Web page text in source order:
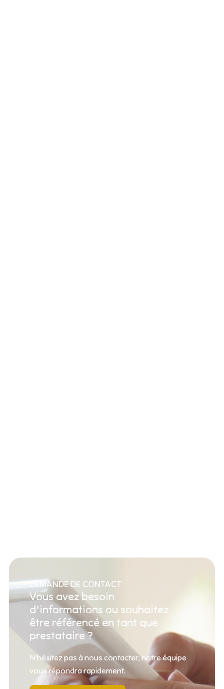
DEMANDE DE CONTACT
Vous avez besoin
d’informations ou souhaitez
être référencé en tant que
prestataire ?
N’hésitez pas à nous contacter, notre équipe
vous répondra rapidement.